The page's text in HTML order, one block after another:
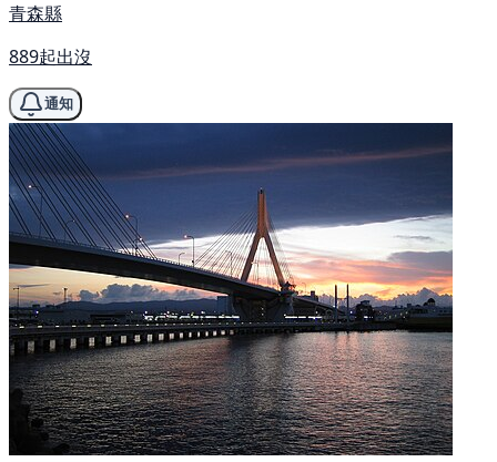
青森縣
889起出沒
通知